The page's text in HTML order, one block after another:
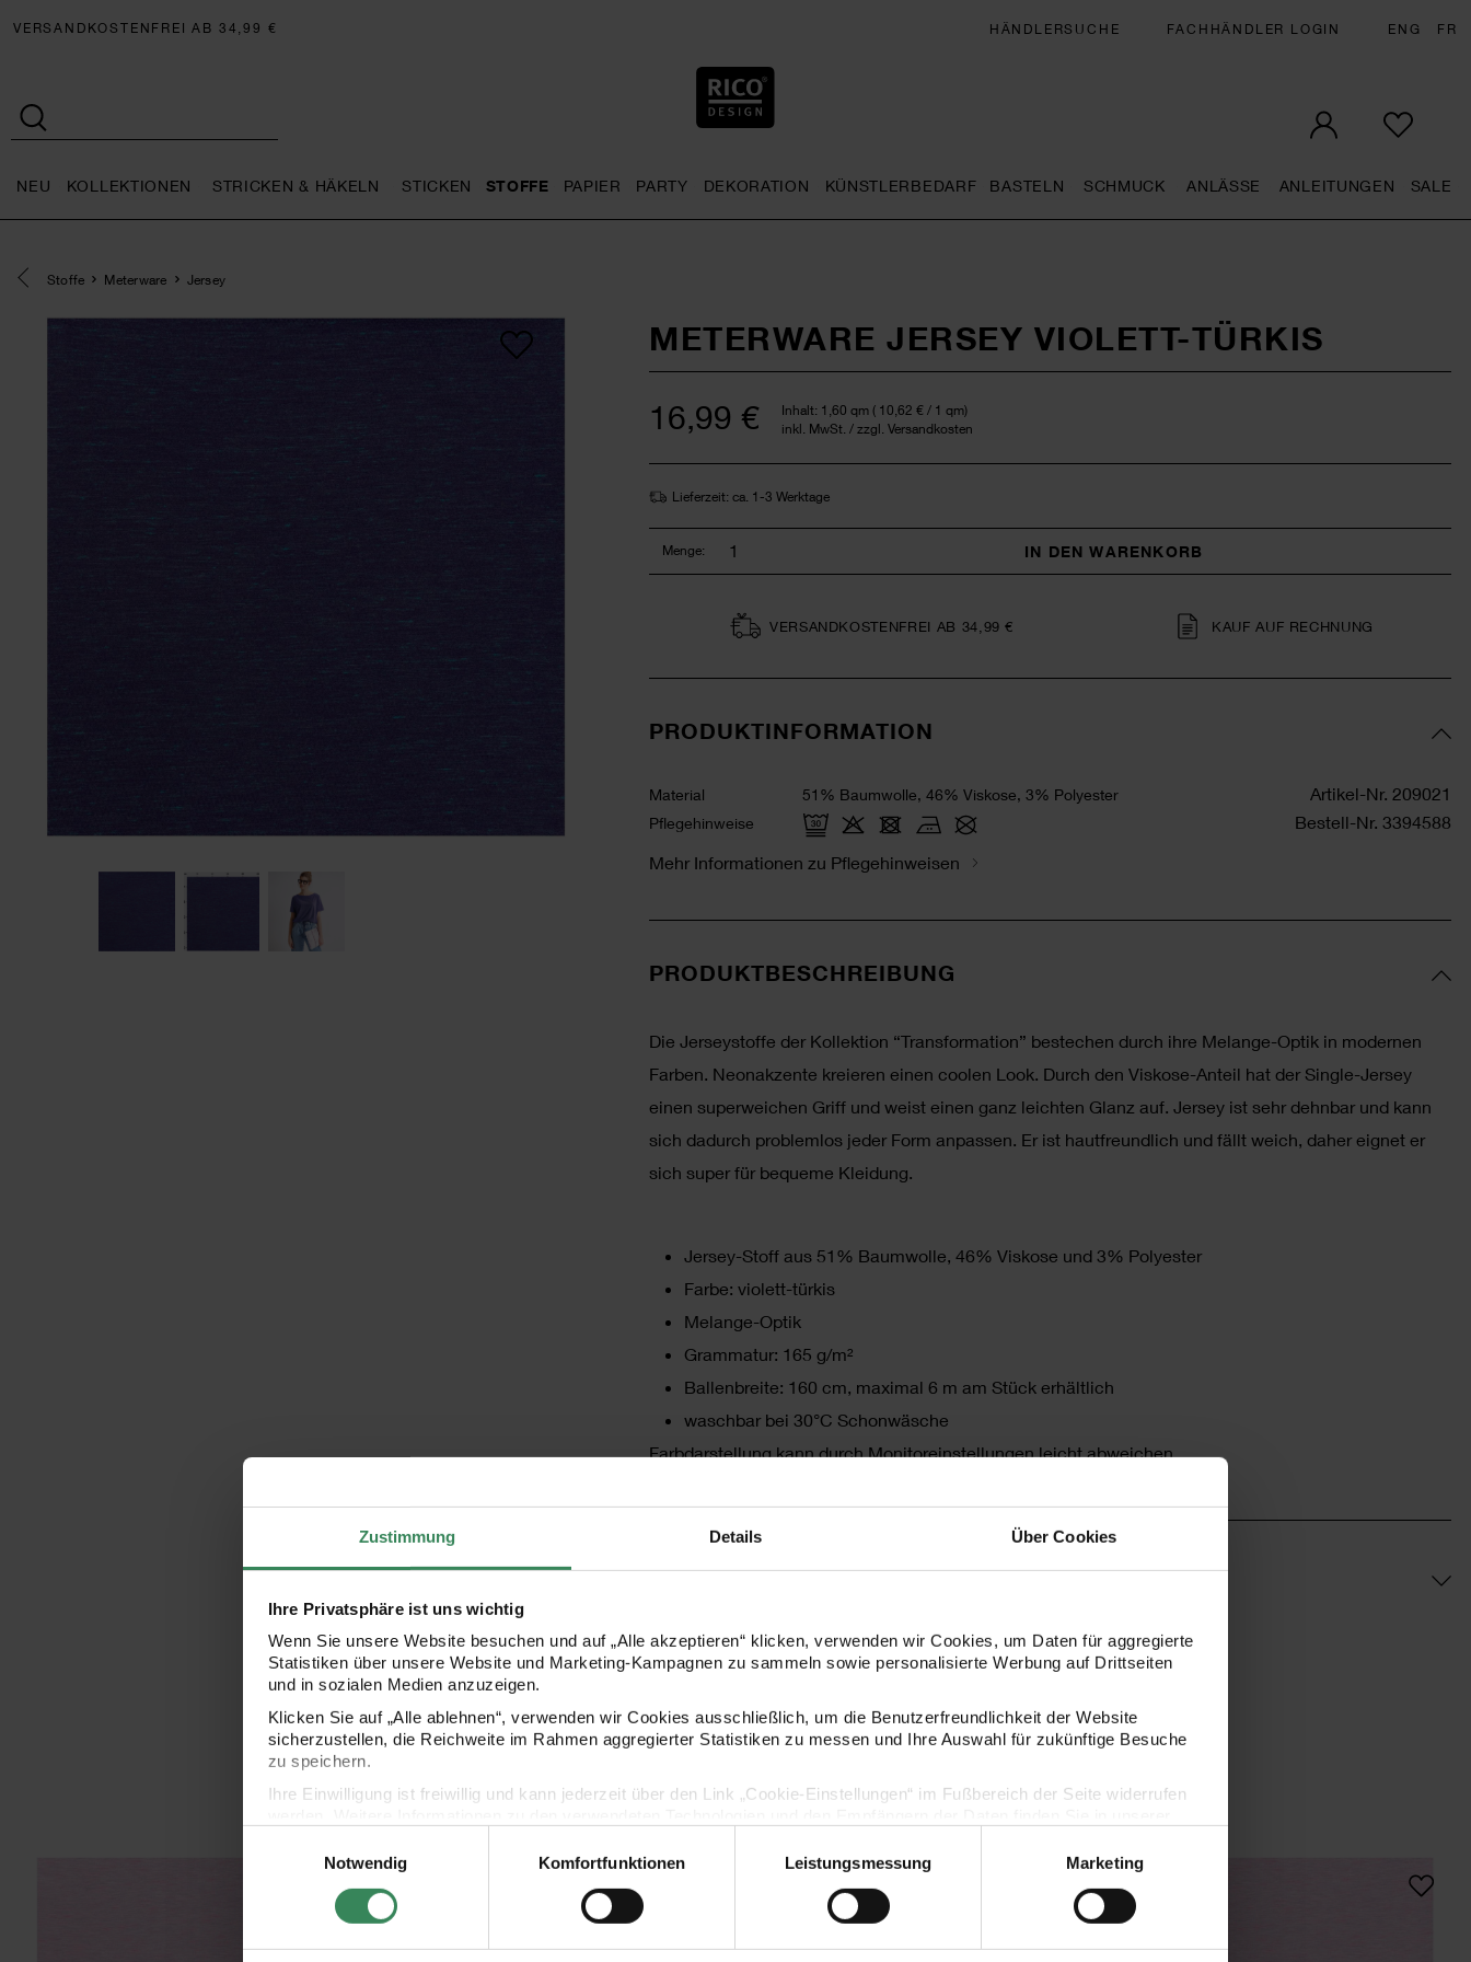
Zustimmung Details Über Cookies
Ihre Privatsphäre ist uns wichtig
Wenn Sie unsere Website besuchen und auf „Alle akzeptieren“ klicken, verwenden wir Cookies, um Daten für aggregierte
Statistiken über unsere Website und Marketing-Kampagnen zu sammeln sowie personalisierte Werbung auf Drittseiten
und in sozialen Medien anzuzeigen.
Klicken Sie auf „Alle ablehnen“, verwenden wir Cookies ausschließlich, um die Benutzerfreundlichkeit der Website
sicherzustellen, die Reichweite im Rahmen aggregierter Statistiken zu messen und Ihre Auswahl für zukünftige Besuche
zu speichern.
Ihre Einwilligung ist freiwillig und kann jederzeit über den Link „Cookie-Einstellungen“ im Fußbereich der Seite widerrufen
Impressum
Datenschutz Vertrag widerrufen
Notwendig
Komfortfunktionen Leistungsmessung Marketing
VERSANDKOSTENFREI AB 34,99 € HÄNDLERSUCHE FACHHÄNDLER LOGIN ENG FR
NEU KOLLEKTIONEN STRICKEN & HÄKELN STICKEN STOFFE PAPIER PARTY DEKORATION KÜNSTLERBEDARF BASTELN SCHMUCK ANLÄSSE ANLEITUNGEN SALE
Eine Kategorie zurück navigieren
Stoffe Meterware Jersey
METERWARE JERSEY VIOLETT-TÜRKIS
16,99 € Inhalt: 1,60 qm ( 10,62 € / 1 qm)
inkl. MwSt. / zzgl. Versandkosten
Lieferzeit: ca. 1-3 Werktage
Menge: IN DEN WARENKORB
VERSAND­KOSTEN­FREI AB 34,99 € KAUF AUF RECHNUNG
PRODUKTINFORMATION
Material
51% Baumwolle, 46% Viskose, 3% Polyester
Pflegehinweise
Mehr Informationen zu Pflegehinweisen
Artikel-Nr. 209021
Bestell-Nr. 3394588
PRODUKTBESCHREIBUNG
Die Jerseystoffe der Kollektion “Transformation” bestechen durch ihre Melange-Optik in modernen
Farben. Neonakzente kreieren einen coolen Look. Durch den Viskose-Anteil hat der Single-Jersey
einen superweichen Griff und weist einen ganz leichten Glanz auf. Jersey ist sehr dehnbar und kann
sich dadurch problemlos jeder Form anpassen. Er ist hautfreundlich und fällt weich, daher eignet er
sich super für bequeme Kleidung.
Jersey-Stoff aus 51% Baumwolle, 46% Viskose und 3% Polyester
Farbe: violett-türkis
Melange-Optik
Grammatur: 165 g/m²
Ballenbreite: 160 cm, maximal 6 m am Stück erhältlich
waschbar bei 30°C Schonwäsche
Farbdarstellung kann durch Monitoreinstellungen leicht abweichen.
HERSTELLER
KAUFEMPFEHLUNG
Meterware Jersey rosa-neonpink Meterware Jersey flieder-neonpink Meterware Jersey azur-neongrün Meterware Jersey violett-türkis